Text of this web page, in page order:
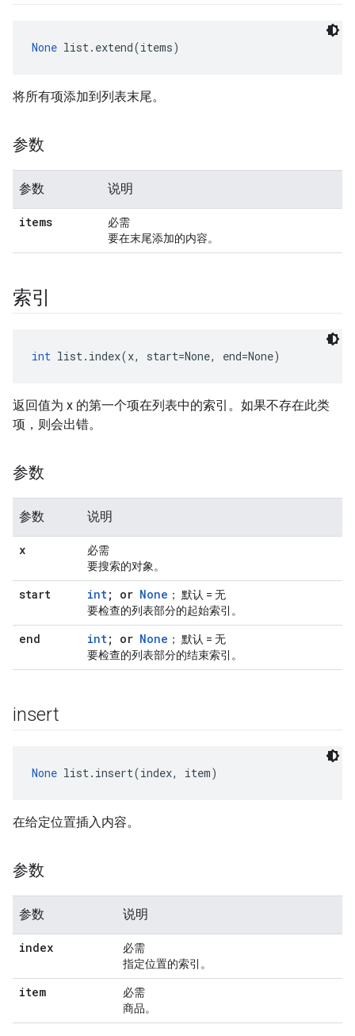
None list.extend(items)
将所有项添加到列表末尾。
参数
参数 说明
items
必需
要在末尾添加的内容。
索引
int list.index(x, start=None, end=None)
返回值为 x 的第一个项在列表中的索引。如果不存在此类
项，则会出错。
参数
参数 说明
x
必需
要搜索的对象。
start int; or None ； 默认 = 无
要检查的列表部分的起始索引。
end int; or None ； 默认 = 无
要检查的列表部分的结束索引。
insert
None list.insert(index, item)
在给定位置插入内容。
参数
参数 说明
index
必需
指定位置的索引。
item
必需
商品。